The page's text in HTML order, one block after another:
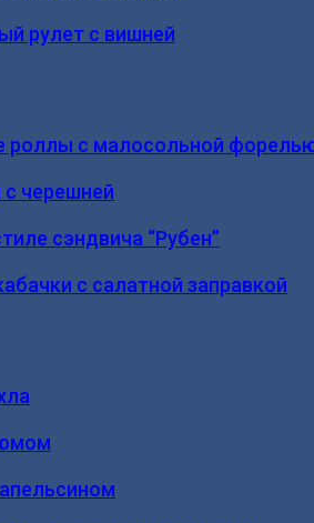
рулет с вишней
роллы с малосольной
черешней
сэндвича “Рубен”
с салатной заправкой